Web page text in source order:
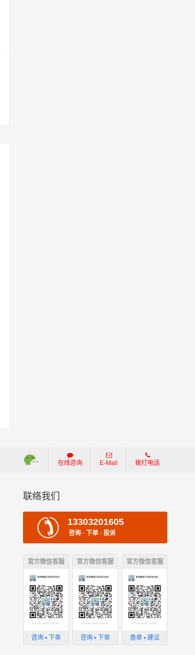
在线咨询 E-Mail 拨打电话
联络我们
13303201605
咨询 · 下单 · 投诉
官方微信客服
咨询 ▪ 下单
官方微信客服
咨询 ▪ 下单
官方微信客服
查单 ▪ 建议